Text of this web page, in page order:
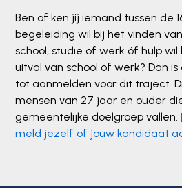
Ben of ken jij iemand tussen de
begeleiding wil bij het vinden
school, studie of werk óf hulp
uitval van school of werk? Dan
tot aanmelden voor dit traject.
mensen van 27 jaar en ouder
gemeentelijke doelgroep vallen.
meld jezelf of jouw kandidaat